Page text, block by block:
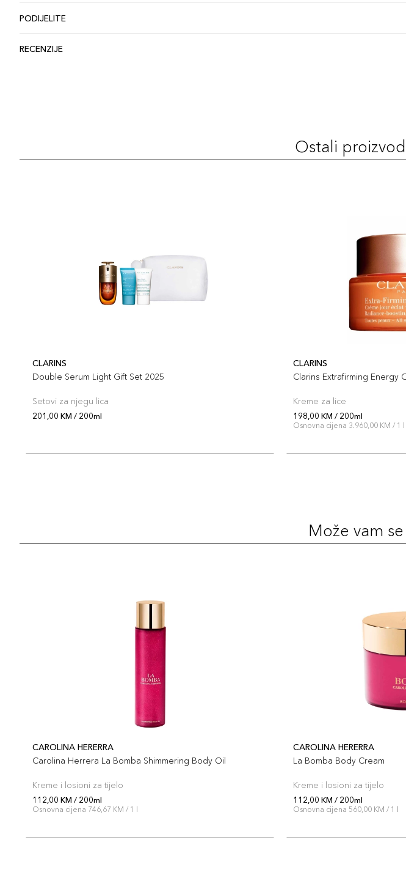
PODIJELITE
RECENZIJE
Ostali
CLARINS
Double Serum Light Gift Set 2025
Setovi za njegu lica
201,00 KM / 200ml
CLARINS
Clarins Extrafirming Energy
Kreme za lice
198,00 KM / 200ml
Osnovna cijena 3.960,00 KM / 1 l
Može vam
CAROLINA HERERRA
Carolina Herrera La Bomba Shimmering Body Oil
Kreme i losioni za tijelo
112,00 KM / 200ml
Osnovna cijena 746,67 KM / 1 l
CAROLINA HERERRA
La Bomba Body Cream
Kreme i losioni za tijelo
112,00 KM / 200ml
Osnovna cijena 560,00 KM / 1 l